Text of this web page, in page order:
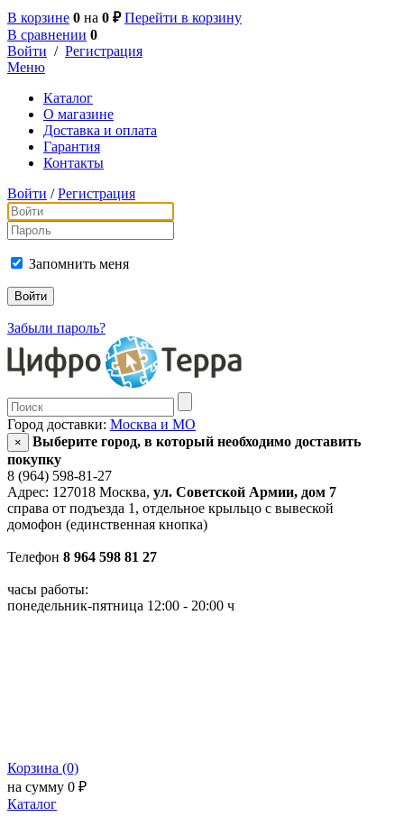
В корзине 0 на 0 ₽ Перейти в корзину
В сравнении 0
Войти / Регистрация
Меню
Каталог
О магазине
Доставка и оплата
Гарантия
Контакты
Войти / Регистрация
Запомнить меня
Забыли пароль?
Город доставки: Москва и МО
×
Выберите город, в который необходимо доставить
покупку
8 (964) 598-81-27
Адрес: 127018 Москва, ул. Советской Армии, дом 7
справа от подъезда 1, отдельное крыльцо с вывеской
домофон (единственная кнопка)
Телефон 8 964 598 81 27
часы работы:
понедельник-пятница 12:00 - 20:00 ч
Корзина (0)
на сумму 0 ₽
Каталог